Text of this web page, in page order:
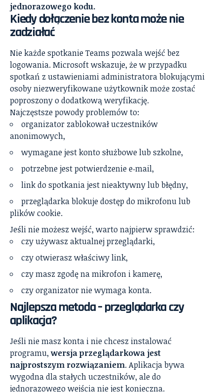
jednorazowego kodu.
Kiedy dołączenie bez konta może nie
zadziałać
Nie każde spotkanie Teams pozwala wejść bez
logowania. Microsoft wskazuje, że w przypadku
spotkań z ustawieniami administratora blokującymi
osoby niezweryfikowane użytkownik może zostać
poproszony o dodatkową weryfikację.
Najczęstsze powody problemów to:
organizator zablokował uczestników
anonimowych,
wymagane jest konto służbowe lub szkolne,
potrzebne jest potwierdzenie e‑mail,
link do spotkania jest nieaktywny lub błędny,
przeglądarka blokuje dostęp do mikrofonu lub
plików cookie.
Jeśli nie możesz wejść, warto najpierw sprawdzić:
czy używasz aktualnej przeglądarki,
czy otwierasz właściwy link,
czy masz zgodę na mikrofon i kamerę,
czy organizator nie wymaga konta.
Najlepsza metoda – przeglądarka czy
aplikacja?
Jeśli nie masz konta i nie chcesz instalować
programu,wersja przeglądarkowa jest
najprostszym rozwiązaniem. Aplikacja bywa
wygodna dla stałych uczestników, ale do
jednorazowego wejścia nie jest konieczna.